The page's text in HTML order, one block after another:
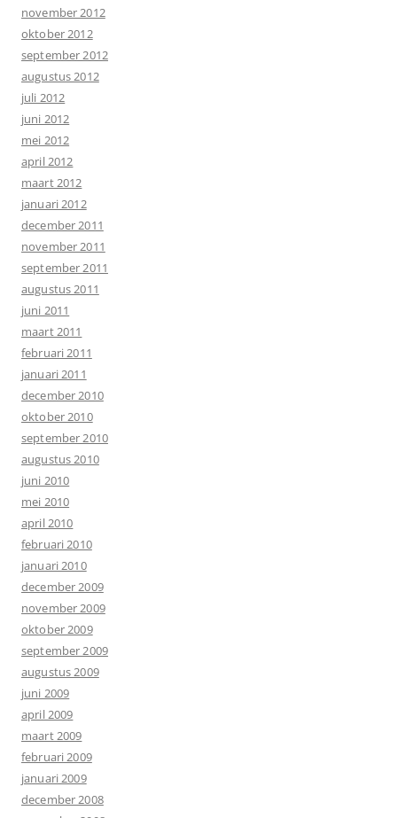
november 2012
oktober 2012
september 2012
augustus 2012
juli 2012
juni 2012
mei 2012
april 2012
maart 2012
januari 2012
december 2011
november 2011
september 2011
augustus 2011
juni 2011
maart 2011
februari 2011
januari 2011
december 2010
oktober 2010
september 2010
augustus 2010
juni 2010
mei 2010
april 2010
februari 2010
januari 2010
december 2009
november 2009
oktober 2009
september 2009
augustus 2009
juni 2009
april 2009
maart 2009
februari 2009
januari 2009
december 2008